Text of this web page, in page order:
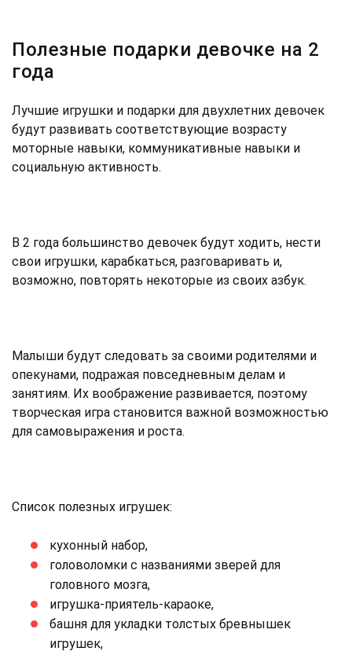
Полезные подарки девочке на 2
года
Лучшие игрушки и подарки для двухлетних девочек
будут развивать соответствующие возрасту
моторные навыки, коммуникативные навыки и
социальную активность.
В 2 года большинство девочек будут ходить, нести
свои игрушки, карабкаться, разговаривать и,
возможно, повторять некоторые из своих азбук.
Малыши будут следовать за своими родителями и
опекунами, подражая повседневным делам и
занятиям. Их воображение развивается, поэтому
творческая игра становится важной возможностью
для самовыражения и роста.
Список полезных игрушек:
кухонный набор,
головоломки с названиями зверей для
головного мозга,
игрушка-приятель-караоке,
башня для укладки толстых бревнышек
игрушек,